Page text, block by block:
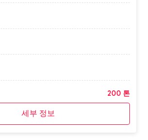
200 톤
세부 정보